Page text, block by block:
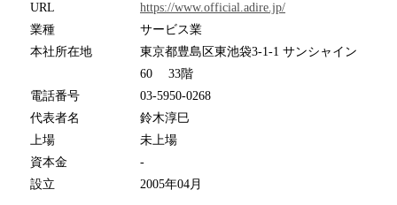
URL
https://www.official.adire.jp/
業種
サービス業
本社所在地
東京都豊島区東池袋3-1-1 サンシャイン
60 33階
電話番号
03-5950-0268
代表者名
鈴木淳巳
上場
未上場
資本金
-
設立
2005年04月